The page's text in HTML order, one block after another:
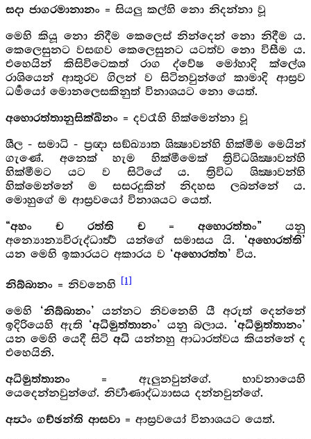
සදා ජාගරමානානං = සියලු කල්හි නො නිදන්නා වූ
මෙහි කියූ නො නිදීම කෙලෙස් නින්දෙන් නො නිදීම ය.
කෙලෙසුනට වසඟව කෙලෙසුනට යටත්ව නො විසීම ය.
එහෙයින් කිසිවිටෙකත් රාග ද්වේෂ මෝහාදි ක්ලේශ
රාශියෙන් ආතුරව ගිලන් ව සිටිනවුන්ගේ කාමාදි ආස්‍රව
ධර්‍මයෝ මොනලෙසකිනුත් විනාශයට නො යෙත්.
අහොරත්තානුසික්ඛිනං = දවරෑහි හික්මෙන්නා වූ
ශීල - සමාධි - ප්‍රඥා සඞ්ඛ්‍යාත ශික්‍ෂාවන්හි හික්මීම මෙයින්
ගැණේ. අනෙක් හැම හික්මීමෙක් ත්‍රිවිධශික්‍ෂාවන්හි
හික්මීමට යට ව සිටියේ ය. ත්‍රිවිධ ශික්‍ෂාවන්හි
හික්මෙන්නේ ම සසරදුකින් නිදහස ලබන්නේ ය.
මොහුගේ ම ආස්‍රවයෝ විනාශයට යෙත්.
“අහං ච රත්ති ච = අහොරත්තං” යනු
අන්‍යොන්‍යවිරුද්ධාර්‍ත්‍ථ යන්ගේ සමාසය යි. ‘අහොරත්ති’
යන මෙහි ඉකාරයට අකාරය ව ‘අහොරත්ත’ විය.
නිබ්බානං = නිවනෙහි [1]
මෙහි ‘නිබ්බානං’යන්නට නිවනෙහි යී අරුත් දෙන්නේ
ඉදිරියෙහි ඇති ‘අධිමුත්තානං’ යනු බලාය. ‘අධිමුත්තානං’
යන මෙහි යෙදී සිටි අධියන්නහු ආධාරත්වය කියන්නේ ද
එහෙයිනි.
අධිමුත්තානං = ඇලුනවුන්ගේ. භාවනායෙහි
යෙදෙන්නවුන්ගේ. නිර්‍වාණාද්ධ්‍යාසය දන්නවුන්ගේ.
අත්‍ථං ගච්ඡන්ති ආසවා = ආස්‍රවයෝ විනාශයට යෙත්.